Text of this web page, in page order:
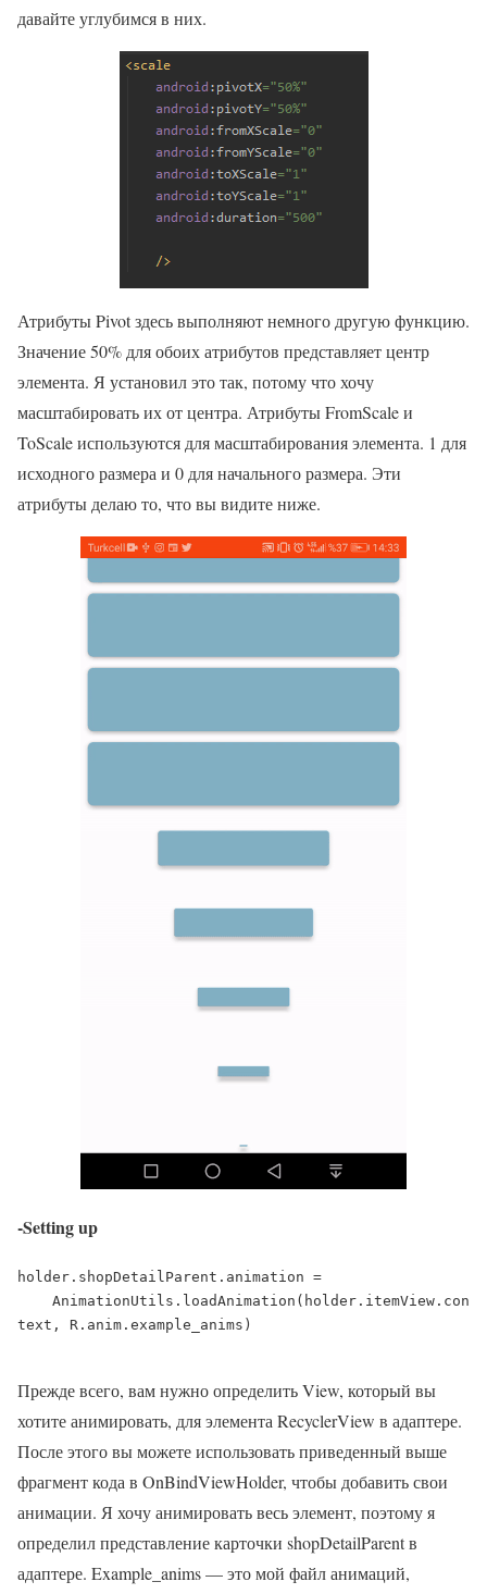
давайте углубимся в них.
Атрибуты Pivot здесь выполняют немного другую функцию.
Значение 50% для обоих атрибутов представляет центр
элемента. Я установил это так, потому что хочу
масштабировать их от центра. Атрибуты FromScale и
ToScale используются для масштабирования элемента. 1 для
исходного размера и 0 для начального размера. Эти
атрибуты делаю то, что вы видите ниже.
-Setting up
holder.shopDetailParent.animation =
AnimationUtils.loadAnimation(holder.itemView.con
text, R.anim.example_anims)
Прежде всего, вам нужно определить View, который вы
хотите анимировать, для элемента RecyclerView в адаптере.
После этого вы можете использовать приведенный выше
фрагмент кода в OnBindViewHolder, чтобы добавить свои
анимации. Я хочу анимировать весь элемент, поэтому я
определил представление карточки shopDetailParent в
адаптере. Example_anims — это мой файл анимаций,